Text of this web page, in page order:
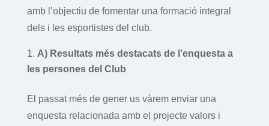
amb l’objectiu de fomentar una formació integral
dels i les esportistes del club.
A) Resultats més destacats de l’enquesta a
les persones del Club
El passat més de gener us vàrem enviar una
enquesta relacionada amb el projecte valors i